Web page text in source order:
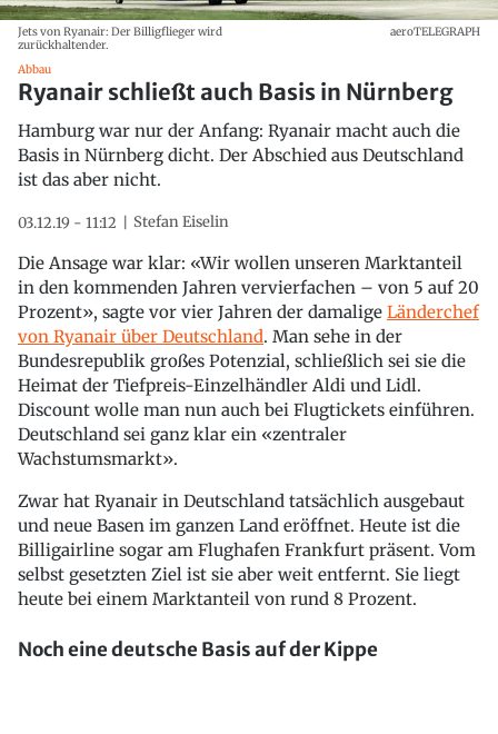
Jets von Ryanair: Der Billigflieger wird
zurückhaltender.
aeroTELEGRAPH
Abbau
Ryanair schließt auch Basis in Nürnberg
Hamburg war nur der Anfang: Ryanair macht auch die
Basis in Nürnberg dicht. Der Abschied aus Deutschland
ist das aber nicht.
03.12.19 - 11:12 Stefan Eiselin
Die Ansage war klar: «Wir wollen unseren Marktanteil
in den kommenden Jahren vervierfachen – von 5 auf 20
Prozent», sagte vor vier Jahren der damalige Länderchef
von Ryanair über Deutschland. Man sehe in der
Bundesrepublik großes Potenzial, schließlich sei sie die
Heimat der Tiefpreis-Einzelhändler Aldi und Lidl.
Discount wolle man nun auch bei Flugtickets einführen.
Deutschland sei ganz klar ein «zentraler
Wachstumsmarkt».
Zwar hat Ryanair in Deutschland tatsächlich ausgebaut
und neue Basen im ganzen Land eröffnet. Heute ist die
Billigairline sogar am Flughafen Frankfurt präsent. Vom
selbst gesetzten Ziel ist sie aber weit entfernt. Sie liegt
heute bei einem Marktanteil von rund 8 Prozent.
Noch eine deutsche Basis auf der Kippe